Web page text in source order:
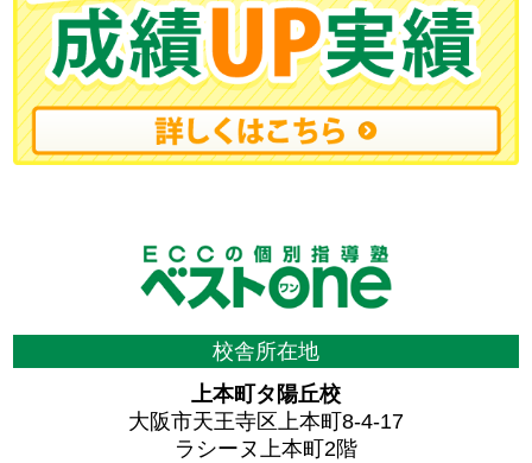
校舎所在地
上本町タ陽丘校
大阪市天王寺区上本町8-4-17
ラシーヌ上本町2階